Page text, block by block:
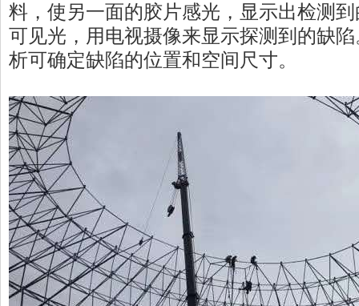
料，使另一面的胶片感光，显示出检测
可见光，用电视摄像来显示探测到的缺
析可确定缺陷的位置和空间尺寸。